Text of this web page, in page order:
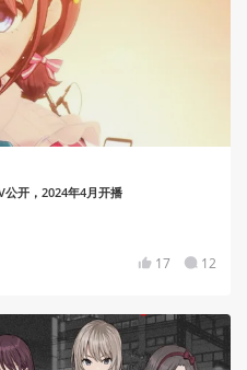
开，2024年4月开播
17 12